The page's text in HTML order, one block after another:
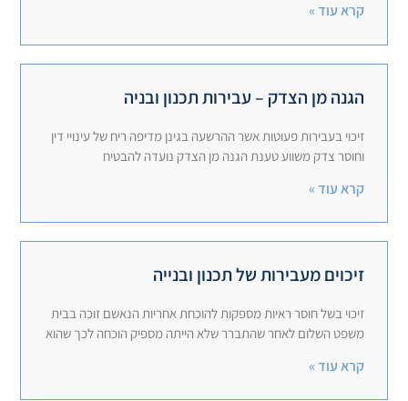
קרא עוד »
הגנה מן הצדק – עבירות תכנון ובניה
זיכוי בעבירות פעוטות אשר ההרשעה בגינן מדיפה ריח של עינויי דין
וחוסר צדק משווע טענת הגנה מן הצדק נועדה להבטיח
קרא עוד »
זיכוים מעבירות של תכנון ובנייה
זיכוי בשל חוסר ראיות מספקות להוכחת אחריות הנאשם זוכה בבית
משפט השלום לאחר שהתברר שלא הייתה מספיק הוכחה לכך שהוא
קרא עוד »